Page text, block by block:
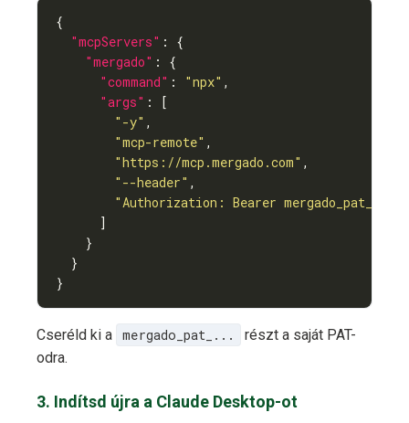
"mcpServers"
"mergado"
"command" : "npx"
"args"
"-y"
"mcp-remote"
"https://mcp.mergado.com"
"--header"
"Authorization: Bearer mergado_pat_..."
}
Cseréld ki a mergado_pat_...
részt a saját PAT-
odra.
3. Indítsd újra a Claude Desktop-ot